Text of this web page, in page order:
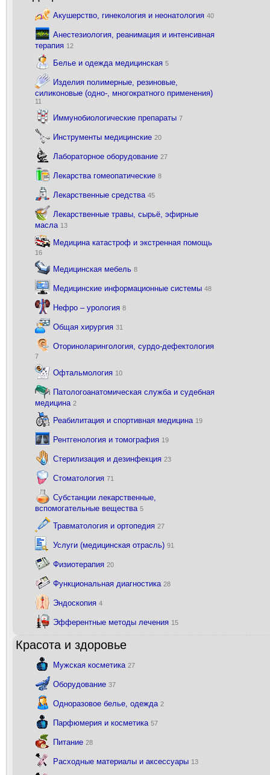
Акушерство, гинекология и неонатология 40
Анестезиология, реанимация и интенсивная
терапия 12
Белье и одежда медицинская 5
Изделия полимерные, резиновые,
силиконовые (одно-, многократного применения)
11
Иммунобиологические препараты 7
Инструменты медицинские 20
Лабораторное оборудование 27
Лекарства гомеопатические 8
Лекарственные средства 45
Лекарственные травы, сырьё, эфирные
масла 13
Медицина катастроф и экстренная помощь
16
Медицинская мебель 8
Медицинские информационные системы 48
Нефро – урология 8
Общая хирургия 31
Оториноларингология, сурдо-дефектология
7
Офтальмология 10
Патологоанатомическая служба и судебная
медицина 2
Реабилитация и спортивная медицина 19
Рентгенология и томография 19
Стерилизация и дезинфекция 23
Стоматология 71
Субстанции лекарственные,
вспомогательные вещества 5
Травматология и ортопедия 27
Услуги (медицинская отрасль) 91
Физиотерапия 20
Функциональная диагностика 28
Эндоскопия 4
Эфферентные методы лечения 15
Красота и здоровье
Мужская косметика 27
Оборудование 37
Одноразовое белье, одежда 2
Парфюмерия и косметика 57
Питание 28
Расходные материалы и аксессуары 13